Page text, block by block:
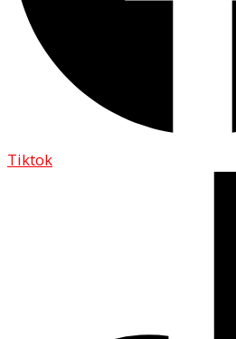
Tiktok